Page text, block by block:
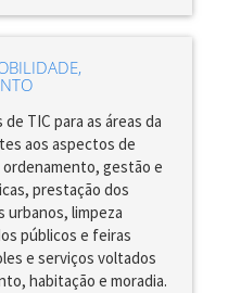
TIC para as áreas da
aos aspectos de
gestão e
prestação dos
urbanos, limpeza
públicos e feiras
e serviços voltados
habitação e moradia.